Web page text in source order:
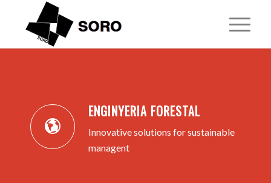
ENGINYERIA FORESTAL
Innovative solutions for sustainable
managent